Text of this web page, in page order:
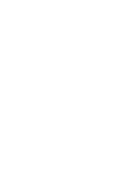
dirinya sudah
dan
Selain